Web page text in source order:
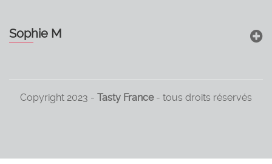
Sophie M
Copyright 2023 - Tasty France- tous droits réservés